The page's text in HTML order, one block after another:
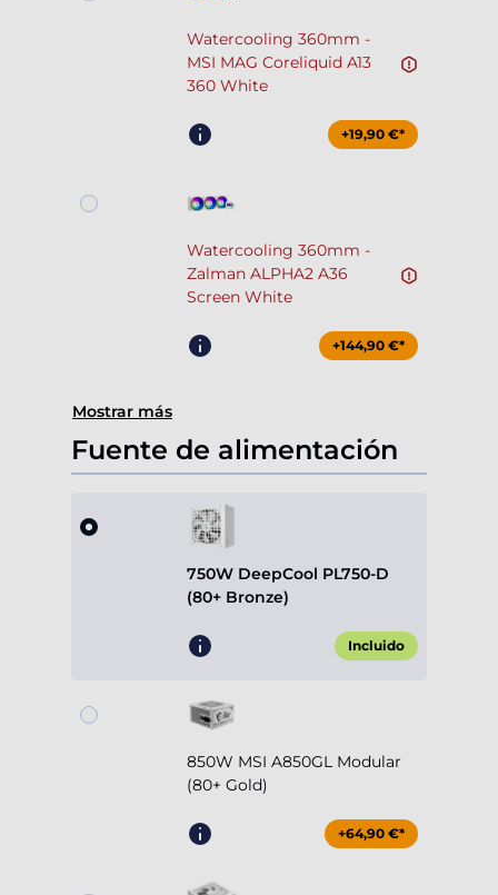
Watercooling 360mm -
MSI MAG Coreliquid A13
360 White
+19,90 €*
Watercooling 360mm -
Zalman ALPHA2 A36
Screen White
+144,90 €*
Mostrar más
Fuente de alimentación
750W DeepCool PL750-D
(80+ Bronze)
Incluido
850W MSI A850GL Modular
(80+ Gold)
+64,90 €*